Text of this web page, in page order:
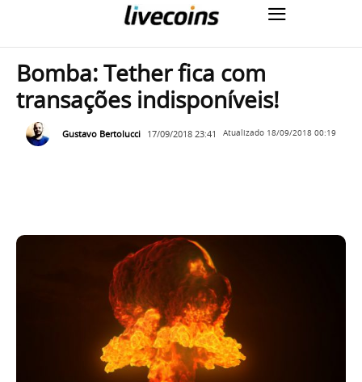
Bomba: Tether fica com
transações indisponíveis!
Gustavo Bertolucci 17/09/2018 23:41 Atualizado 18/09/2018 00:19